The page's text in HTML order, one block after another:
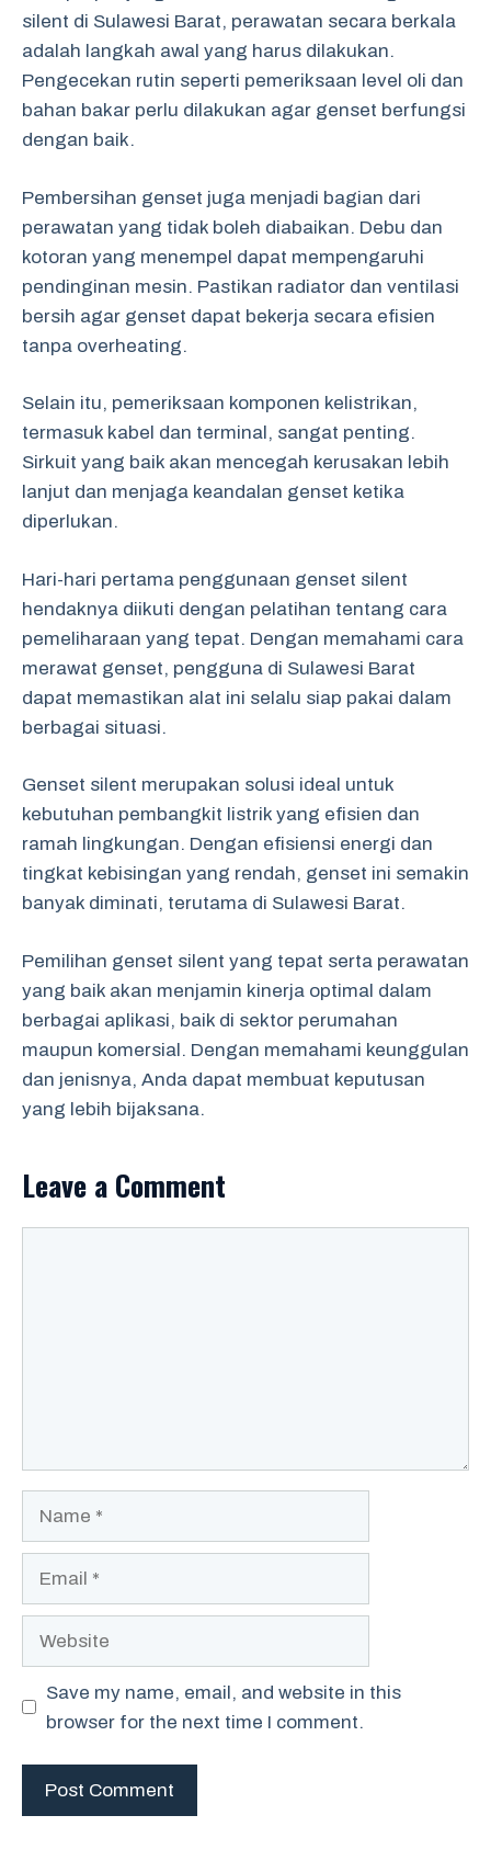
silent di Sulawesi Barat, perawatan secara berkala
adalah langkah awal yang harus dilakukan.
Pengecekan rutin seperti pemeriksaan level oli dan
bahan bakar perlu dilakukan agar genset berfungsi
dengan baik.
Pembersihan genset juga menjadi bagian dari
perawatan yang tidak boleh diabaikan. Debu dan
kotoran yang menempel dapat mempengaruhi
pendinginan mesin. Pastikan radiator dan ventilasi
bersih agar genset dapat bekerja secara efisien
tanpa overheating.
Selain itu, pemeriksaan komponen kelistrikan,
termasuk kabel dan terminal, sangat penting.
Sirkuit yang baik akan mencegah kerusakan lebih
lanjut dan menjaga keandalan genset ketika
diperlukan.
Hari-hari pertama penggunaan genset silent
hendaknya diikuti dengan pelatihan tentang cara
pemeliharaan yang tepat. Dengan memahami cara
merawat genset, pengguna di Sulawesi Barat
dapat memastikan alat ini selalu siap pakai dalam
berbagai situasi.
Genset silent merupakan solusi ideal untuk
kebutuhan pembangkit listrik yang efisien dan
ramah lingkungan. Dengan efisiensi energi dan
tingkat kebisingan yang rendah, genset ini semakin
banyak diminati, terutama di Sulawesi Barat.
Pemilihan genset silent yang tepat serta perawatan
yang baik akan menjamin kinerja optimal dalam
berbagai aplikasi, baik di sektor perumahan
maupun komersial. Dengan memahami keunggulan
dan jenisnya, Anda dapat membuat keputusan
yang lebih bijaksana.
Leave a Comment
Save my name, email, and website in this
browser for the next time I comment.